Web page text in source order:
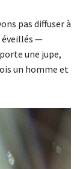
pas diffuser à
éveillés —
une jupe,
un homme et